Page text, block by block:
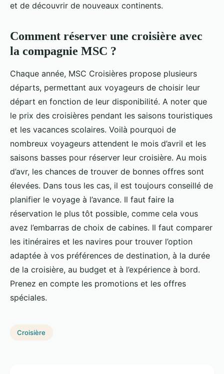
et de découvrir de nouveaux continents.
Comment réserver une croisière avec
la compagnie MSC ?
Chaque année, MSC Croisières propose plusieurs
départs, permettant aux voyageurs de choisir leur
départ en fonction de leur disponibilité. A noter que
le prix des croisières pendant les saisons touristiques
et les vacances scolaires. Voilà pourquoi de
nombreux voyageurs attendent le mois d’avril et les
saisons basses pour réserver leur croisière. Au mois
d’avr, les chances de trouver de bonnes offres sont
élevées. Dans tous les cas, il est toujours conseillé de
planifier le voyage à l’avance. Il faut faire la
réservation le plus tôt possible, comme cela vous
avez l’embarras de choix de cabines. Il faut comparer
les itinéraires et les navires pour trouver l’option
adaptée à vos préférences de destination, à la durée
de la croisière, au budget et à l’expérience à bord.
Prenez en compte les promotions et les offres
spéciales.
Croisière